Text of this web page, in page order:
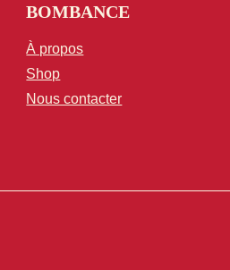
BOMBANCE
À propos
Shop
Nous contacter